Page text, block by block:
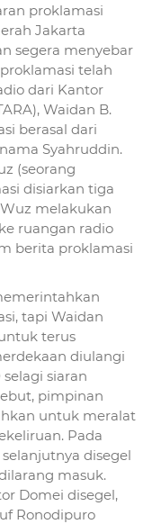
proklamasi
Jakarta
segera menyebar
telah
dari Kantor
Waidan B.
berasal dari
Syahruddin.
(seorang
disiarkan tiga
melakukan
ruangan radio
berita proklamasi
tapi Waidan
terus
diulangi
siaran
pimpinan
untuk meralat
Pada
disegel
masuk.
Domei disegel,
Ronodipuro